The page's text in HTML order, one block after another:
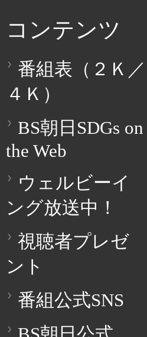
コンテンツ
番組表（２Ｋ／
４Ｋ）
BS朝日SDGs on
the Web
ウェルビーイ
ング放送中！
視聴者プレゼ
ント
番組公式SNS